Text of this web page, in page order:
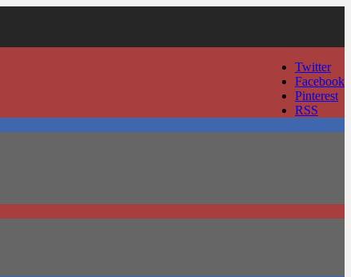
Twitter
Facebook
Pinterest
RSS